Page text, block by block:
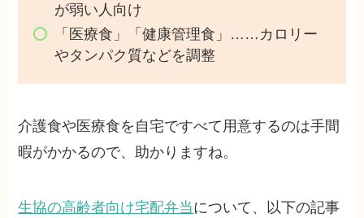
が弱い人向け
「医療食」「健康管理食」……カロリー
やタンパク質などを調整
介護食や医療食を自宅ですべて用意するのは手間
暇がかかるので、助かりますね。
生協の高齢者向け宅配弁当について、以下の記事